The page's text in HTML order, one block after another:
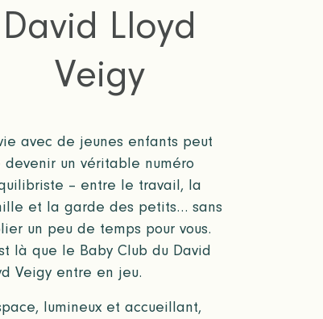
David Lloyd
Veigy
avec de jeunes enfants peut
devenir un véritable numéro
– entre le travail, la
et la garde des petits… sans
un peu de temps pour vous.
là que le Baby Club du David
Veigy entre en jeu.
lumineux et accueillant,